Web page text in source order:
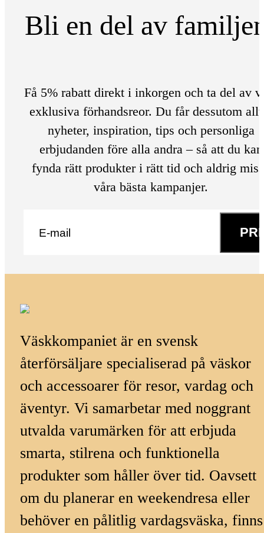
Bli en del av
Få 5% rabatt direkt i inkorgen och ta del av
exklusiva förhandsreor. Du får dessutom
nyheter, inspiration, tips och personliga
erbjudanden före alla andra – så att du kan
fynda rätt produkter i rätt tid och aldrig
våra bästa kampanjer.
Väskkompaniet är en svensk
återförsäljare specialiserad på väskor
och accessoarer för resor, vardag och
äventyr. Vi samarbetar med noggrant
utvalda varumärken för att erbjuda
smarta, stilrena och funktionella
produkter som håller över tid. Oavsett
om du planerar en weekendresa eller
behöver en pålitlig vardagsväska, finns